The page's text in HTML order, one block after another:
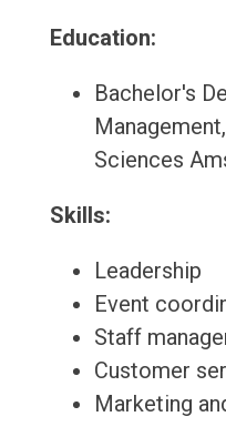
Education:
Bachelor's
Sciences
Skills:
Leadership
Event
Staff
Customer
Marketing